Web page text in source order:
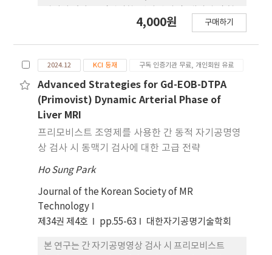
AUROC for ALBI grade in identifying AF was
0.631 (95% CI 0.590-0.671). Multivariate
0.193, 95% CI 0.1025-0.2837, p<0.001).
Conclusions: ALBI grade shows potential as a
non-invasive marker for advanced liver
fibrosis in patients with a history of gallstone
those with MASH. Further studies with larger
MASH cohorts are needed to validate these
findings.
액학적 소견을 종합하여 진단할 수 있으며, 스테로이
이 증례를 통해 호산구성 담관염을 알아보고자 한다.
4,000원 구매하기
2024.12 KCI 등재 구독 인증기관 무료, 개인회원 유료
Advanced Strategies for Gd-EOB-DTPA
(Primovist) Dynamic Arterial Phase of
Liver MRI
프리모비스트 조영제를 사용한 간 동적 자기공명영
상 검사 시 동맥기 검사에 대한 고급 전략
Ho Sung Park
Journal of the Korean Society of MR
Technology
제34권 제4호
pp.55-63 대한자기공명기술학회
본 연구는 간 자기공명영상 검사 시 프리모비스트